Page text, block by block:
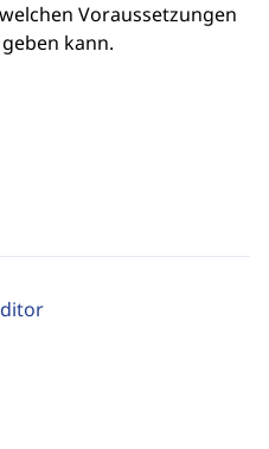
Voraussetzungen
kann.